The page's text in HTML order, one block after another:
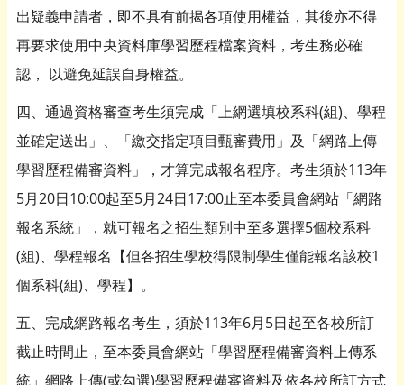
出疑義申請者，即不具有前揭各項使用權益，其後亦不得
再要求使用中央資料庫學習歷程檔案資料，考生務必確
認， 以避免延誤自身權益。
四、通過資格審查考生須完成「上網選填校系科(組)、學程
並確定送出」、「繳交指定項目甄審費用」及「網路上傳
學習歷程備審資料」，才算完成報名程序。考生須於113年
5月20日10:00起至5月24日17:00止至本委員會網站「網路
報名系統」，就可報名之招生類別中至多選擇5個校系科
(組)、學程報名【但各招生學校得限制學生僅能報名該校1
個系科(組)、學程】。
五、完成網路報名考生，須於113年6月5日起至各校所訂
截止時間止，至本委員會網站「學習歷程備審資料上傳系
統」網路上傳(或勾選)學習歷程備審資料及依各校所訂方式